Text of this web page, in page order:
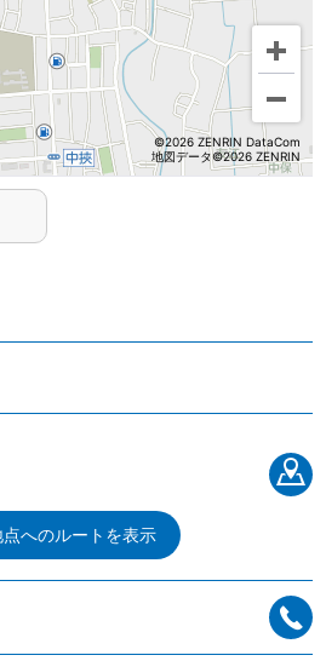
©2026 ZENRIN DataCom
地図データ©2026 ZENRIN
点へのルートを表示